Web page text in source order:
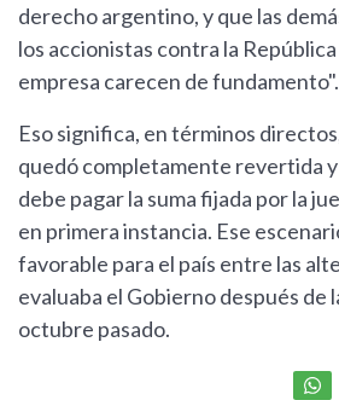
derecho argentino, y que las
los accionistas contra la
empresa carecen de fundamento".
Eso significa, en términos
quedó completamente revertida
debe pagar la suma fijada por la
en primera instancia. Ese
favorable para el país entre las
evaluaba el Gobierno después de
octubre pasado.